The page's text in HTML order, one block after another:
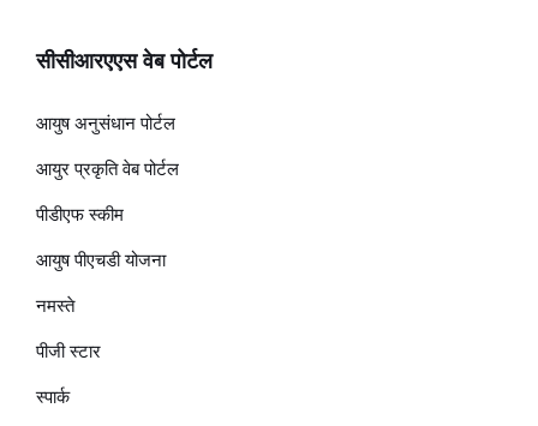
सीसीआरएएस वेब पोर्टल
आयुष अनुसंधान पोर्टल
आयुर प्रकृति वेब पोर्टल
पीडीएफ स्कीम
आयुष पीएचडी योजना
नमस्ते
पीजी स्टार
स्पार्क